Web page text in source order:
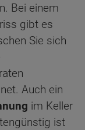
Bei einem
gibt es
Sie sich
Auch ein
im Keller
ist